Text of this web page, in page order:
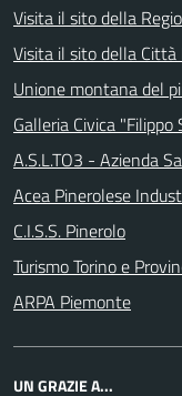
Visita il sito della
Visita il sito della
Unione montana del
Galleria Civica "Filippo
A.S.L.TO3 - Azienda
Acea Pinerolese
C.I.S.S. Pinerolo
Turismo Torino e
ARPA Piemonte
UN GRAZIE A...